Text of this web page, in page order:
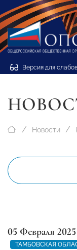
Версия для
Новости
05 Февраля 2025
ТАМБОВСКАЯ